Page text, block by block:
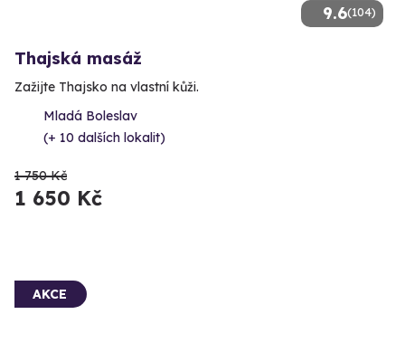
9.6(104)
Thajská masáž
Zažijte Thajsko na vlastní kůži.
Mladá Boleslav
(+ 10 dalších lokalit)
1 750 Kč
1 650 Kč
AKCE